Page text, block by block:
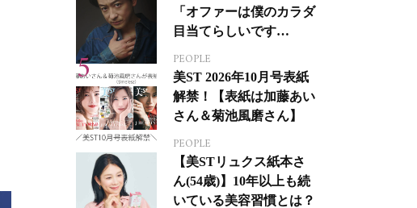
「オファーは僕のカラダ
目当てらしいです
ジカルへの挑戦
PEOPLE
美ST 2026年10月号表紙
解禁！【表紙は加藤あい
さん＆菊池風磨さん】
PEOPLE
【美STリュクス紙本さ
ん(54歳)】10年以上も続
いている美容習慣とは？